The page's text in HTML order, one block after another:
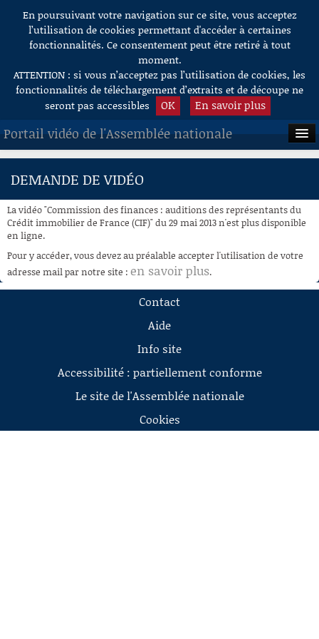
Aller au contenu
En poursuivant votre navigation sur ce site, vous acceptez
l’utilisation de cookies permettant d'accéder à certaines
fonctionnalités. Ce consentement peut être retiré à tout
moment.
ATTENTION : si vous n’acceptez pas l’utilisation de cookies, les
fonctionnalités de téléchargement d’extraits et de découpe ne
seront pas accessibles
OK En savoir plus
Portail vidéo de l'Assemblée nationale
ACCUEIL
À LA DEMANDE
RECHERCHE
AIDE À LA DÉCOUPE
DE VIDÉOS
DEMANDE DE VIDÉO
La vidéo "Commission des finances : auditions des représentants du
Crédit immobilier de France (CIF)" du 29 mai 2013 n'est plus disponible
en ligne.
Pour y accéder, vous devez au préalable accepter l'utilisation de votre
adresse mail par notre site : en savoir plus.
Contact
Aide
Info site
Accessibilité : partiellement conforme
Le site de l'Assemblée nationale
Cookies